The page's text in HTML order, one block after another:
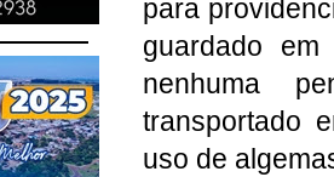
para
guardado
nenhuma
transportado
uso de